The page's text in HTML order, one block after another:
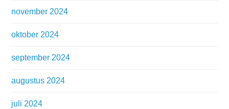
november 2024
oktober 2024
september 2024
augustus 2024
juli 2024